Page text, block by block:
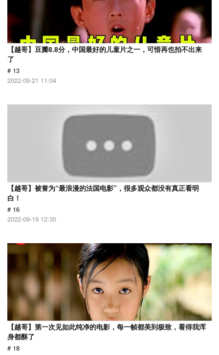
【越哥】豆瓣8.8分，中国最好的儿童片之一，可惜再也拍不出来
了
# 13
2022-09-21 11:04
【越哥】被誉为“最浪漫的法国电影”，很多观众都没有真正看明
白！
# 16
2022-09-19 12:30
【越哥】第一次见如此纯净的电影，每一帧都美到极致，看得我浑
身都酥了
# 18